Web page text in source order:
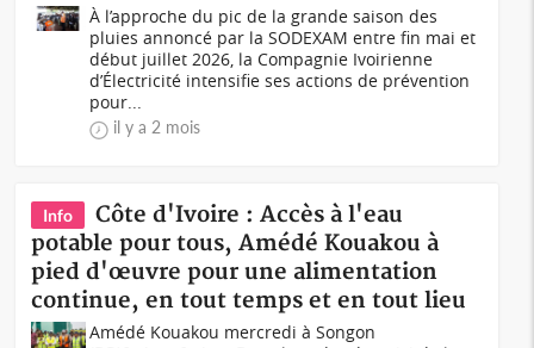
À l’approche du pic de la grande saison des
pluies annoncé par la SODEXAM entre fin mai et
début juillet 2026, la Compagnie Ivoirienne
d’Électricité intensifie ses actions de prévention
pour...
il y a 2 mois
Info
Côte d'Ivoire : Accès à l'eau
potable pour tous, Amédé Kouakou à
pied d'œuvre pour une alimentation
continue, en tout temps et en tout lieu
Amédé Kouakou mercredi à Songon